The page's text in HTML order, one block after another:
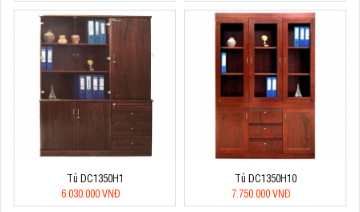
Tủ DC1350H1
6.030.000 VNĐ
Tủ DC1350H10
7.750.000 VNĐ